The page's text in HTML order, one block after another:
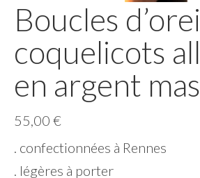
Boucles
coquelicots
en argent
55,00 €
. confectionnées à Rennes
. légères à porter